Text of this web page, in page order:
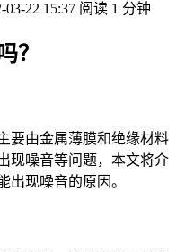
03-22 15:37 阅读 1 分钟
？
要由金属薄膜和绝缘材料
现噪音等问题，本文将介
出现噪音的原因。